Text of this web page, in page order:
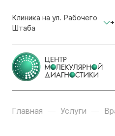
Клиника на ул. Рабочего
Штаба
Главная Услуги